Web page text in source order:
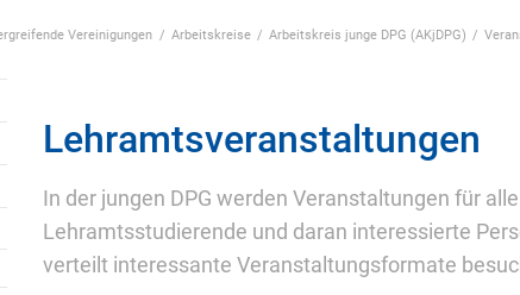
Vereinigungen Arbeitskreise Arbeitskreis junge DPG (AKjDPG)
Lehramtsveranstaltungen
In der jungen DPG werden Veranstaltungen für
Lehramtsstudierende und daran interessierte
verteilt interessante Veranstaltungsformate